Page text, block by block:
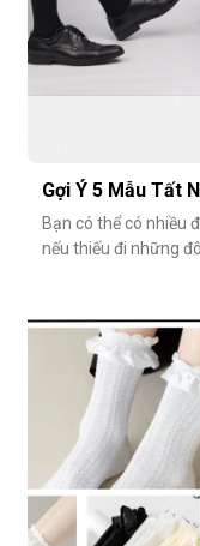
Gợi Ý 5 Mẫu Tất
Bạn có thể có nhiều
nếu thiếu đi những
nhỏ nhặt, nhưng lại
tầm sự chỉn chu và
rõ rệt. Dưới đâ